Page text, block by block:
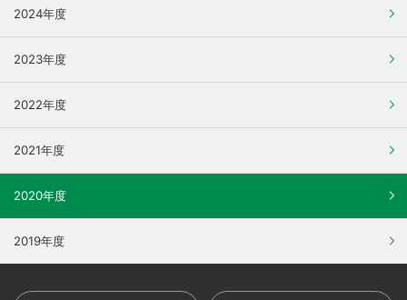
2024年度
2023年度
2022年度
2021年度
2020年度
2019年度